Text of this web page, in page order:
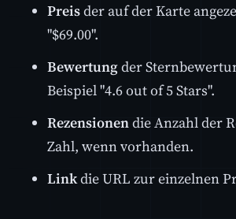
Preisder auf der Karte
"$69.00".
Bewertungder
Beispiel "4.6 out of 5 Stars".
Rezensionendie Anzahl der
Zahl, wenn vorhanden.
Linkdie URL zur einzelnen